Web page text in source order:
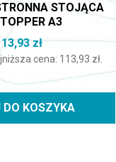
STOJĄCA
A3
zł
cena: 113,93 zł.
DO KOSZYKA